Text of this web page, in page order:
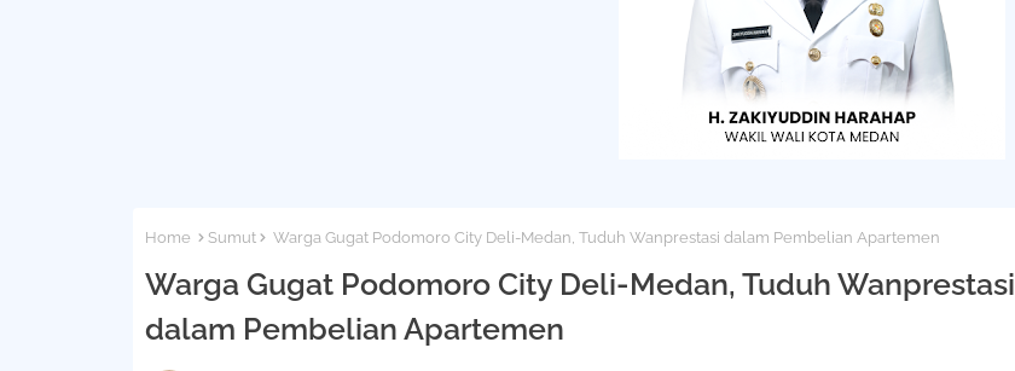
Home Sumut Warga Gugat Podomoro City Deli-Medan, Tuduh Wanprestasi dalam Pembelian Apartemen
Warga Gugat Podomoro City Deli-Medan, Tuduh Wanprestasi
dalam Pembelian Apartemen